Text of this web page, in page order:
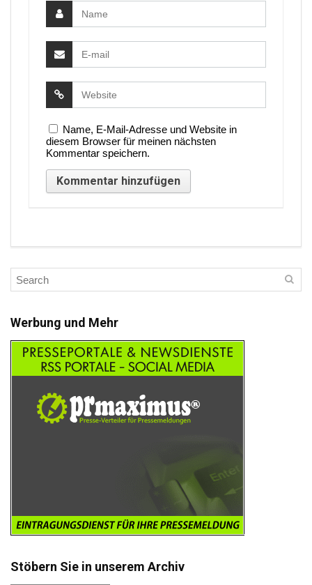
Name, E-Mail-Adresse und Website in
diesem Browser für meinen nächsten
Kommentar speichern.
Werbung und Mehr
Stöbern Sie in unserem Archiv